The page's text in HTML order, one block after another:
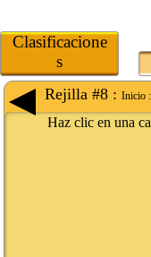
Clasificacione
s
Rejilla #8 : Inicio :
Haz clic en una